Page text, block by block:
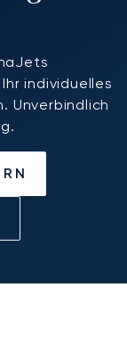
individuelles
Unverbindlich